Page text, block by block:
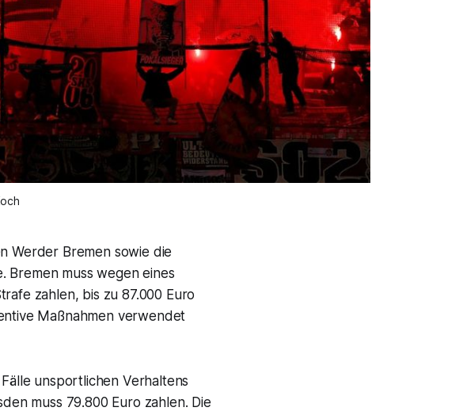
Werder Bremen sowie die
Bremen muss wegen eines
zahlen, bis zu 87.000 Euro
Maßnahmen verwendet
unsportlichen Verhaltens
muss 79.800 Euro zahlen. Die